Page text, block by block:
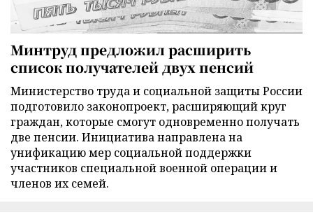
Минтруд предложил расширить
список получателей двух пенсий
Министерство труда и социальной защиты России
подготовило законопроект, расширяющий круг
граждан, которые смогут одновременно получать
две пенсии. Инициатива направлена на
унификацию мер социальной поддержки
участников специальной военной операции и
членов их семей.